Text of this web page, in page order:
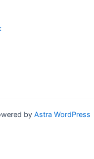
by Astra WordPress